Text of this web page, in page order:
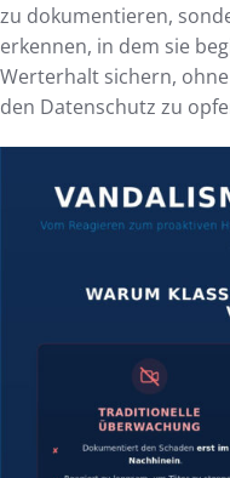
zu dokumentieren,
erkennen, in dem sie
Werterhalt sichern,
den Datenschutz zu